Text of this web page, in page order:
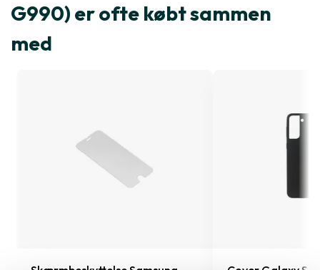
G990) er ofte købt sammen
med